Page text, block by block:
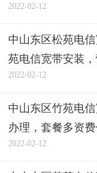
2022-02-12
中山东区松苑电
苑电信宽带安装
2022-02-12
中山东区竹苑电
办理，套餐多资费
2022-02-12